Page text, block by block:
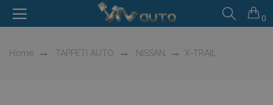
0
Home TAPPETI AUTO NISSAN X-TRAIL